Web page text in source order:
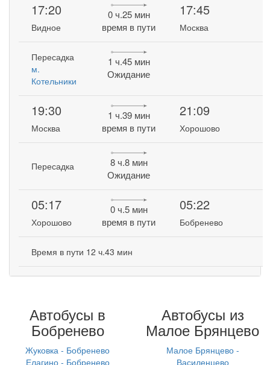
17:20
Видное
0 ч.25 мин
время в пути
17:45
Москва
Пересадка
м.
Котельники
1 ч.45 мин
Ожидание
19:30
Москва
1 ч.39 мин
время в пути
21:09
Хорошово
Пересадка
8 ч.8 мин
Ожидание
05:17
Хорошово
0 ч.5 мин
время в пути
05:22
Бобренево
Время в пути 12 ч.43 мин
Автобусы в
Бобренево
Жуковка - Бобренево
Елагино - Бобренево
Автобусы из
Малое Брянцево
Малое Брянцево -
Василенцево